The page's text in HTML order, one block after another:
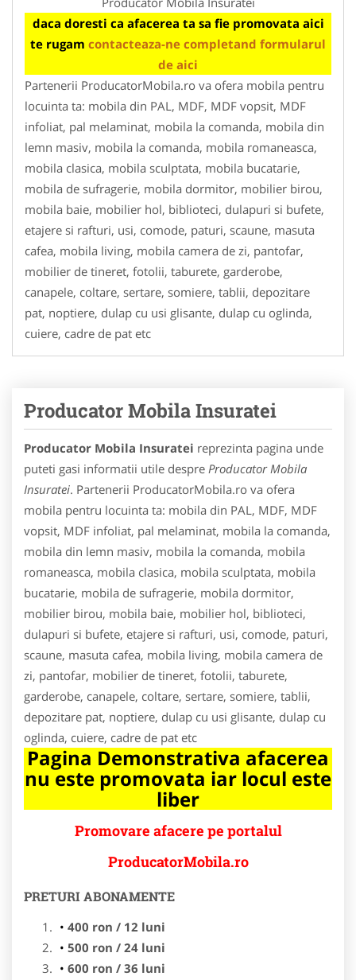
daca doresti ca afacerea ta sa fie promovata aici
te rugam contacteaza-ne completand formularul
de aici
Partenerii ProducatorMobila.ro va ofera mobila pentru
locuinta ta: mobila din PAL, MDF, MDF vopsit, MDF
infoliat, pal melaminat, mobila la comanda, mobila din
lemn masiv, mobila la comanda, mobila romaneasca,
mobila clasica, mobila sculptata, mobila bucatarie,
mobila de sufragerie, mobila dormitor, mobilier birou,
mobila baie, mobilier hol, biblioteci, dulapuri si bufete,
etajere si rafturi, usi, comode, paturi, scaune, masuta
cafea, mobila living, mobila camera de zi, pantofar,
mobilier de tineret, fotolii, taburete, garderobe,
canapele, coltare, sertare, somiere, tablii, depozitare
pat, noptiere, dulap cu usi glisante, dulap cu oglinda,
cuiere, cadre de pat etc
Producator Mobila Insuratei
Producator Mobila Insuratei reprezinta pagina unde
puteti gasi informatii utile despre Producator Mobila
Insuratei. Partenerii ProducatorMobila.ro va ofera
mobila pentru locuinta ta: mobila din PAL, MDF, MDF
vopsit, MDF infoliat, pal melaminat, mobila la comanda,
mobila din lemn masiv, mobila la comanda, mobila
romaneasca, mobila clasica, mobila sculptata, mobila
bucatarie, mobila de sufragerie, mobila dormitor,
mobilier birou, mobila baie, mobilier hol, biblioteci,
dulapuri si bufete, etajere si rafturi, usi, comode, paturi,
scaune, masuta cafea, mobila living, mobila camera de
zi, pantofar, mobilier de tineret, fotolii, taburete,
garderobe, canapele, coltare, sertare, somiere, tablii,
depozitare pat, noptiere, dulap cu usi glisante, dulap cu
oglinda, cuiere, cadre de pat etc
Pagina Demonstrativa afacerea
nu este promovata iar locul este
liber
Promovare afacere pe portalul
ProducatorMobila.ro
PRETURI ABONAMENTE
400 ron / 12 luni
500 ron / 24 luni
600 ron / 36 luni